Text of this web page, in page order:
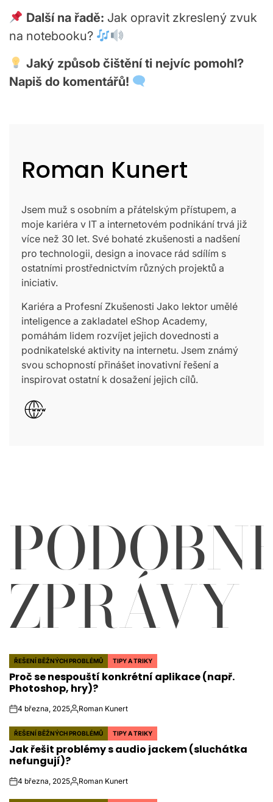
Další na řadě: Jak opravit zkreslený zvuk
na notebooku?
Jaký způsob čištění ti nejvíc pomohl?
Napiš do komentářů!
Roman Kunert
Jsem muž s osobním a přátelským přístupem, a
moje kariéra v IT a internetovém podnikání trvá již
více než 30 let. Své bohaté zkušenosti a nadšení
pro technologii, design a inovace rád sdílím s
ostatními prostřednictvím různých projektů a
iniciativ.
Kariéra a Profesní Zkušenosti Jako lektor umělé
inteligence a zakladatel eShop Academy,
pomáhám lidem rozvíjet jejich dovednosti a
podnikatelské aktivity na internetu. Jsem známý
svou schopností přinášet inovativní řešení a
inspirovat ostatní k dosažení jejich cílů.
ZPRÁVY
POSTED
IN
ŘEŠENÍ BĚŽNÝCH PROBLÉMŮ TIPY A TRIKY
Proč se nespouští konkrétní aplikace (např.
Photoshop, hry)?
on4 března, 2025AutorRoman Kunert
POSTED
IN
ŘEŠENÍ BĚŽNÝCH PROBLÉMŮ TIPY A TRIKY
Jak řešit problémy s audio jackem (sluchátka
nefungují)?
on4 března, 2025AutorRoman Kunert